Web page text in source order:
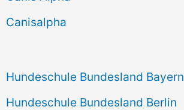
h
Canisalpha
Hundeschule Bundesland Bayern
Hundeschule Bundesland Berlin